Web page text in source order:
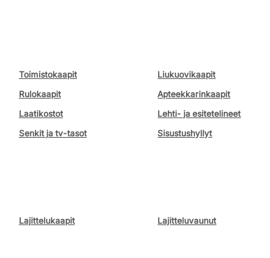
Toimistokaapit
Liukuovikaapit
Rulokaapit
Apteekkarinkaapit
Laatikostot
Lehti- ja esitetelineet
Senkit ja tv-tasot
Sisustushyllyt
Lajittelukaapit
Lajitteluvaunut